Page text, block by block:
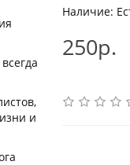
и
Наличие:
250р.